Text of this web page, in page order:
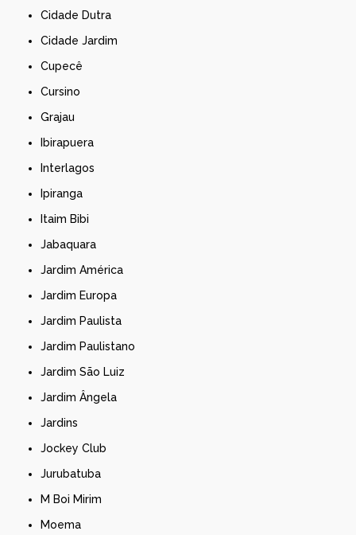
Cidade Dutra
Cidade Jardim
Cupecê
Cursino
Grajau
Ibirapuera
Interlagos
Ipiranga
Itaim Bibi
Jabaquara
Jardim América
Jardim Europa
Jardim Paulista
Jardim Paulistano
Jardim São Luiz
Jardim Ângela
Jardins
Jockey Club
Jurubatuba
M Boi Mirim
Moema